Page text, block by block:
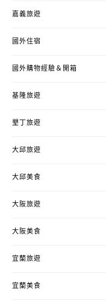
嘉義旅遊
國外住宿
國外購物經驗＆開箱
基隆旅遊
墾丁旅遊
大邱旅遊
大邱美食
大阪旅遊
大阪美食
宜蘭旅遊
宜蘭美食